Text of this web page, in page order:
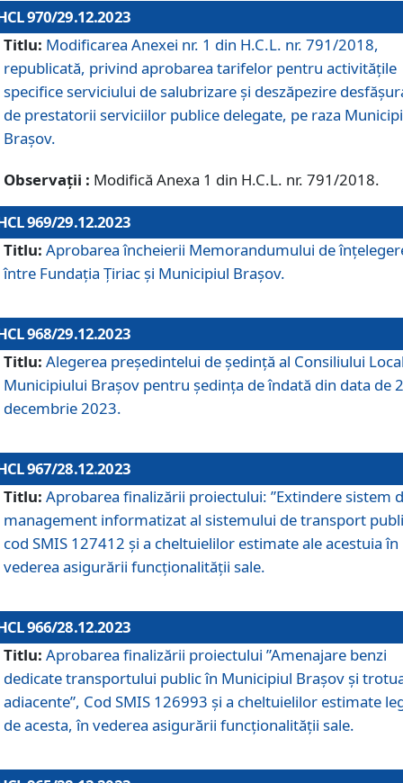
970/29.12.2023
Titlu: Modificarea Anexei nr. 1 din H.C.L. nr. 791/2018,
republicată, privind aprobarea tarifelor pentru activitățile
specifice serviciului de salubrizare și deszăpezire
de prestatorii serviciilor publice delegate, pe raza
Brașov.
Observații : Modifică Anexa 1 din H.C.L. nr. 791/2018.
969/29.12.2023
Titlu: Aprobarea încheierii Memorandumului de
între Fundația Țiriac și Municipiul Brașov.
968/29.12.2023
Titlu: Alegerea preşedintelui de şedinţă al Consiliului
Municipiului Braşov pentru ședința de îndată din data de
decembrie 2023.
967/28.12.2023
Titlu: Aprobarea finalizării proiectului: ”Extindere sistem
management informatizat al sistemului de transport
cod SMIS 127412 și a cheltuielilor estimate ale acestuia în
vederea asigurării funcționalității sale.
966/28.12.2023
Titlu: Aprobarea finalizării proiectului ”Amenajare benzi
dedicate transportului public în Municipiul Brașov şi
adiacente”, Cod SMIS 126993 și a cheltuielilor estimate
de acesta, în vederea asigurării funcționalității sale.